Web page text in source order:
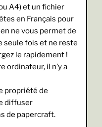
A4) et un fichier
en Français pour
ne vous permet de
seule fois et ne reste
le rapidement !
ordinateur, il n’y a
propriété de
diffuser
de papercraft.